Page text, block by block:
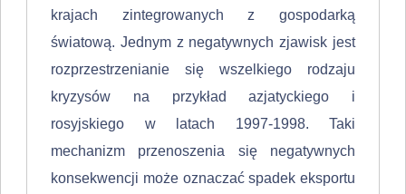
krajach zintegrowanych z go­spodarką
światową. Jednym z negatywnych zjawisk jest
rozprzestrzenianie się wszelkiego rodzaju
kryzysów na przykład azjatyckiego i
rosyjskiego w latach 1997-1998. Taki
mechanizm przenoszenia się negatywnych
konsekwencji mo­że oznaczać spadek eksportu